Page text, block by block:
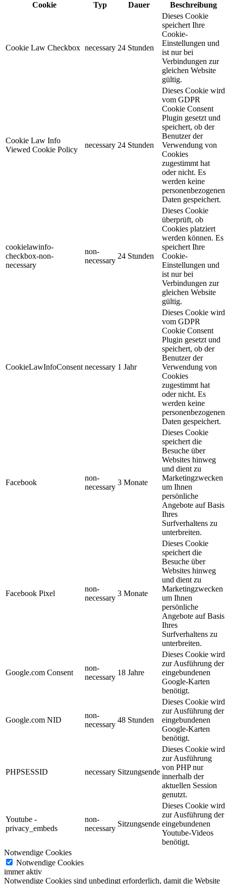
Cookie Typ Dauer Beschreibung
Cookie Law Checkbox necessary 24 Stunden
Dieses Cookie
speichert Ihre
Cookie-
Einstellungen und
ist nur bei
Verbindungen zur
gleichen Website
gültig.
Cookie Law Info
Viewed Cookie Policy
necessary 24 Stunden
Dieses Cookie wird
vom GDPR
Cookie Consent
Plugin gesetzt und
speichert, ob der
Benutzer der
Verwendung von
Cookies
zugestimmt hat
oder nicht. Es
werden keine
personenbezogenen
Daten gespeichert.
cookielawinfo-
checkbox-non-
necessary
non-
necessary
24 Stunden
Dieses Cookie
überprüft, ob
Cookies platziert
werden können. Es
speichert Ihre
Cookie-
Einstellungen und
ist nur bei
Verbindungen zur
gleichen Website
gültig.
CookieLawInfoConsent necessary 1 Jahr
Dieses Cookie wird
vom GDPR
Cookie Consent
Plugin gesetzt und
speichert, ob der
Benutzer der
Verwendung von
Cookies
zugestimmt hat
oder nicht. Es
werden keine
personenbezogenen
Daten gespeichert.
Facebook
non-
necessary
3 Monate
Dieses Cookie
speichert die
Besuche über
Websites hinweg
und dient zu
Marketingzwecken
um Ihnen
persönliche
Angebote auf Basis
Ihres
Surfverhaltens zu
unterbreiten.
Facebook Pixel
non-
necessary
3 Monate
Dieses Cookie
speichert die
Besuche über
Websites hinweg
und dient zu
Marketingzwecken
um Ihnen
persönliche
Angebote auf Basis
Ihres
Surfverhaltens zu
unterbreiten.
Google.com Consent
non-
necessary
18 Jahre
Dieses Cookie wird
zur Ausführung der
eingebundenen
Google-Karten
benötigt.
Google.com NID
non-
necessary
48 Stunden
Dieses Cookie wird
zur Ausführung der
eingebundenen
Google-Karten
benötigt.
PHPSESSID necessary Sitzungsende
Dieses Cookie wird
zur Ausführung
von PHP nur
innerhalb der
aktuellen Session
genutzt.
Youtube -
privacy_embeds
non-
necessary
Sitzungsende
Dieses Cookie wird
zur Ausführung der
eingebundenen
Youtube-Videos
benötigt.
Notwendige Cookies
Notwendige Cookies
immer aktiv
Notwendige Cookies sind unbedingt erforderlich, damit die Website